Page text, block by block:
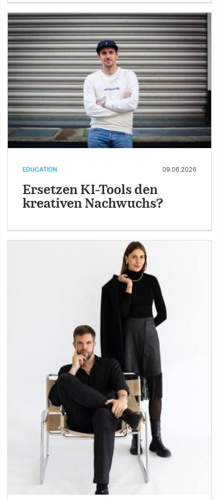
EDUCATION 09.06.2026
Ersetzen KI-Tools den
kreativen Nachwuchs?